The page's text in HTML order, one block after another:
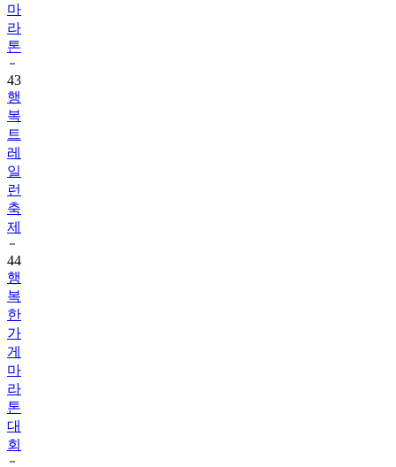
마
라
톤
43
행
복
트
레
일
런
축
제
44
행
복
한
가
게
마
라
톤
대
회